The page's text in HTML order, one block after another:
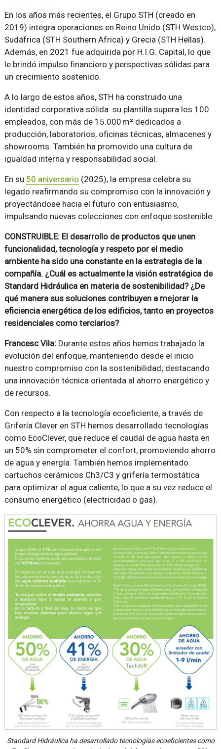
En los años más recientes, el Grupo STH (creado en
2019) integra operaciones en Reino Unido (STH Westco),
Sudáfrica (STH Southern Africa) y Grecia (STH Hellas).
Además, en 2021 fue adquirida por H.I.G. Capital, lo que
le brindó impulso financiero y perspectivas sólidas para
un crecimiento sostenido.
A lo largo de estos años, STH ha construido una
identidad corporativa sólida: su plantilla supera los 100
empleados, con más de 15.000 m² dedicados a
producción, laboratorios, oficinas técnicas, almacenes y
showrooms. También ha promovido una cultura de
igualdad interna y responsabilidad social.
En su 50 aniversario (2025), la empresa celebra su
legado reafirmando su compromiso con la innovación y
proyectándose hacia el futuro con entusiasmo,
impulsando nuevas colecciones con enfoque sostenible.
CONSTRUIBLE: El desarrollo de productos que unen
funcionalidad, tecnología y respeto por el medio
ambiente ha sido una constante en la estrategia de la
compañía. ¿Cuál es actualmente la visión estratégica de
Standard Hidráulica en materia de sostenibilidad? ¿De
qué manera sus soluciones contribuyen a mejorar la
eficiencia energética de los edificios, tanto en proyectos
residenciales como terciarios?
Francesc Vila:Durante estos años hemos trabajado la
evolución del enfoque, manteniendo desde el inicio
nuestro compromiso con la sostenibilidad; destacando
una innovación técnica orientada al ahorro energético y
de recursos.
Con respecto a la tecnología ecoeficiente, a través de
Grifería Clever en STH hemos desarrollado tecnologías
como EcoClever, que reduce el caudal de agua hasta en
un 50% sin comprometer el confort, promoviendo ahorro
de agua y energía. También hemos implementado
cartuchos cerámicos Ch3/C3 y grifería termostática
para optimizar el agua caliente, lo que a su vez reduce el
consumo energético (electricidad o gas).
Standard Hidráulica ha desarrollado tecnologías ecoeficientes como